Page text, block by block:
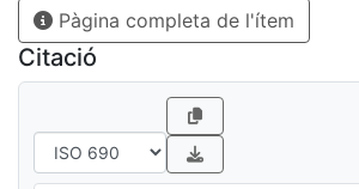
Pàgina completa de l'ítem
Citació